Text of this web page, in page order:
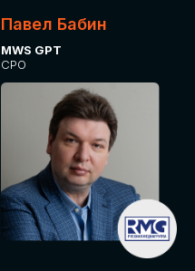
Павел Бабин
MWS GPT
CPO